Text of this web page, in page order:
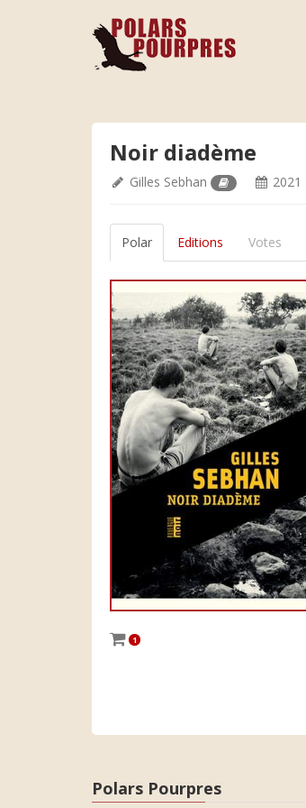
Noir diadème
Gilles Sebhan 2021
Polar Editions Votes
1
Polars Pourpres